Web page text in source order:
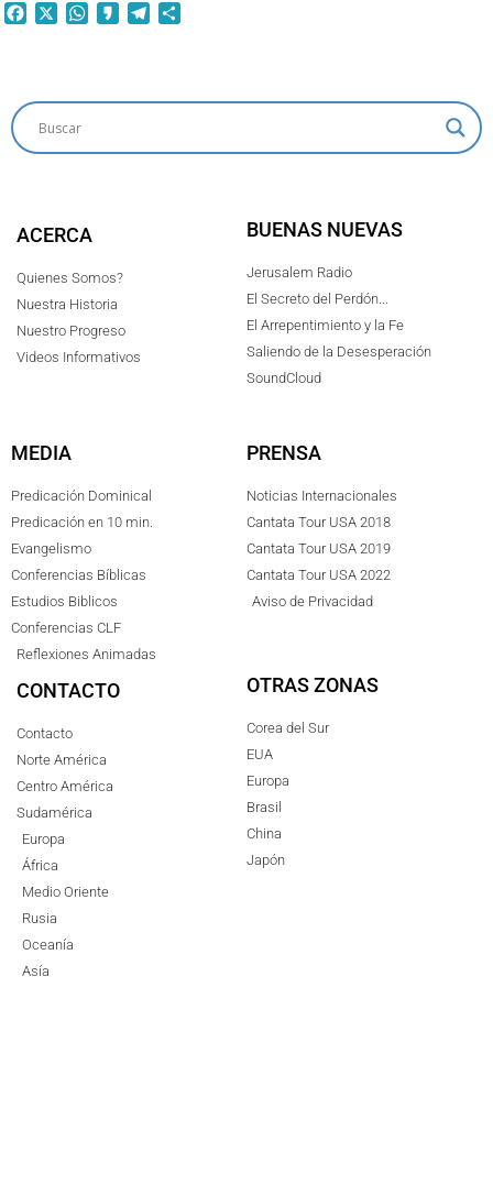
FacebookWhatsApp
KakaoTelegram
ACERCA
Quienes Somos?
Nuestra Historia
Nuestro Progreso
Videos Informativos
BUENAS NUEVAS
Jerusalem Radio
El Secreto del Perdón...
El Arrepentimiento y la Fe
Saliendo de la Desesperación
SoundCloud
MEDIA
Predicación Dominical
Predicación en 10 min.
Evangelismo
Conferencias Bíblicas
Estudios Biblicos
Conferencias CLF
Reflexiones Animadas
PRENSA
Noticias Internacionales
Cantata Tour USA 2018
Cantata Tour USA 2019
Cantata Tour USA 2022
Aviso de Privacidad
CONTACTO
Contacto
Norte América
Centro América
Sudamérica
Europa
África
Medio Oriente
Rusia
Oceanía
Asía
OTRAS ZONAS
Corea del Sur
EUA
Europa
Brasil
China
Japón